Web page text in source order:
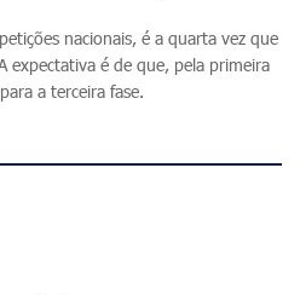
nacionais, é a quarta vez que
expectativa é de que, pela primeira
a terceira fase.